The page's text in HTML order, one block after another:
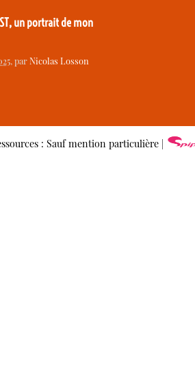
un portrait de mon
, parNicolas Losson
: Sauf mention particulière |